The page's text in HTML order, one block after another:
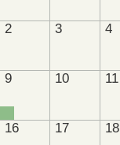
2 3 4
9 10 11
16 17 18